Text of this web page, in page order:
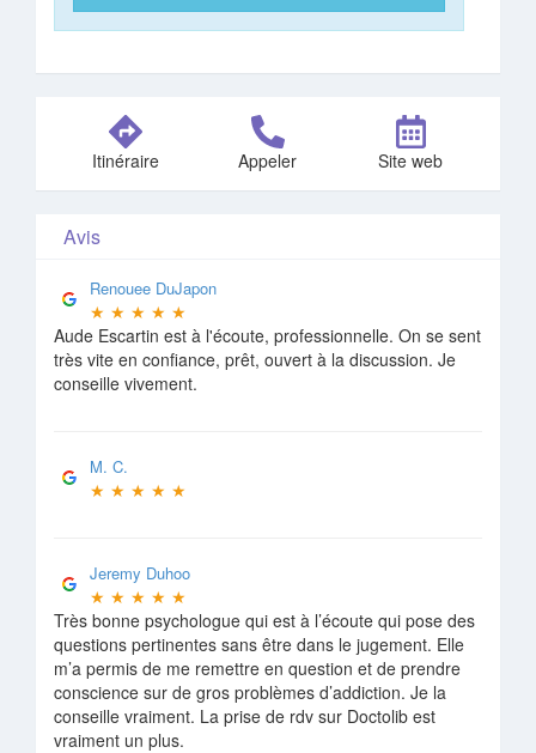
Itinéraire Appeler Site web
Avis
Renouee DuJapon
★ ★ ★ ★ ★
Aude Escartin est à l'écoute, professionnelle. On se sent
très vite en confiance, prêt, ouvert à la discussion. Je
conseille vivement.
M. C.
★ ★ ★ ★ ★
Jeremy Duhoo
★ ★ ★ ★ ★
Très bonne psychologue qui est à l’écoute qui pose des
questions pertinentes sans être dans le jugement. Elle
m’a permis de me remettre en question et de prendre
conscience sur de gros problèmes d’addiction. Je la
conseille vraiment. La prise de rdv sur Doctolib est
vraiment un plus.